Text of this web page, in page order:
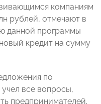
компаниям
рублей, отмечают в
данной программы
кредит на сумму
по
все вопросы,
предпринимателей.